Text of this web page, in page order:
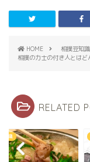
HOME
相撲豆知識
相撲の力士の付き人とは
RELATED
知識